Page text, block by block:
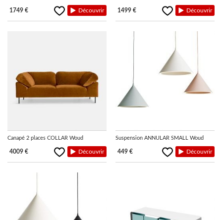
1749 € Découvrir 1499 € Découvrir
Canapé 2 places COLLAR Woud
4009 € Découvrir
Suspension ANNULAR SMALL Woud
449 € Découvrir